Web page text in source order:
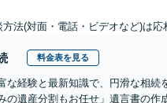
方法(対面・電話・ビデオなど)は応
料金表を見る
な経験と最新知識で、円滑な相
の遺産分割もお任せ」遺言書の